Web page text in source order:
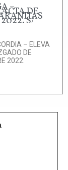
– DE
2022. S/
– ELEVA
DE
2022.